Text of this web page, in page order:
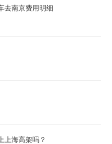
去南京费用明细
上海高架吗？